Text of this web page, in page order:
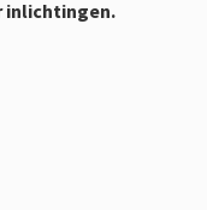
inlichtingen.